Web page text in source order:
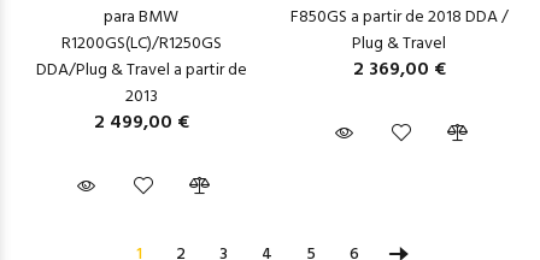
para BMW
R1200GS(LC)/R1250GS
DDA/Plug & Travel a partir de
2013
2 499,00 €
F850GS a partir de 2018 DDA /
Plug & Travel
2 369,00 €